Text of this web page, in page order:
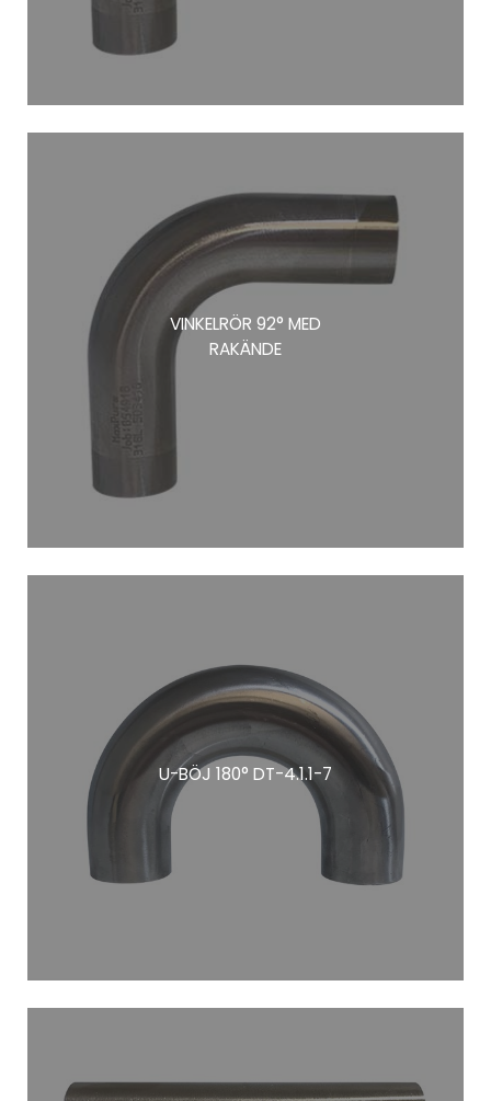
VINKELRÖR 92° MED
RAKÄNDE
U-BÖJ 180° DT-4.1.1-7